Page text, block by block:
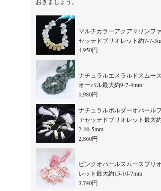
おきましょう。
マルチカラーアクアマリンファ
セッテドブリオレット約7-7-
4,950円
ナチュラルエメラルドスムース
オーバル最大約9-7-4mm
1,980円
ナチュラルボルダーオパールフ
ァセッテドブリオレット最大
2-10-5mm
2,860円
ピンクオパールスムースブリオ
レット最大約15-10-7mm
3,740円